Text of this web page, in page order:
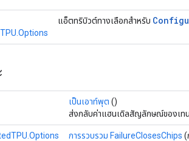
แอ็ตทริบิวต์ทางเลือกสำหรับ
เป็นเอาท์พุต ()
ส่งกลับค่าแฮนเดิลสัญลักษณ์ของเท
การรวบรวม FailureClosesChips (